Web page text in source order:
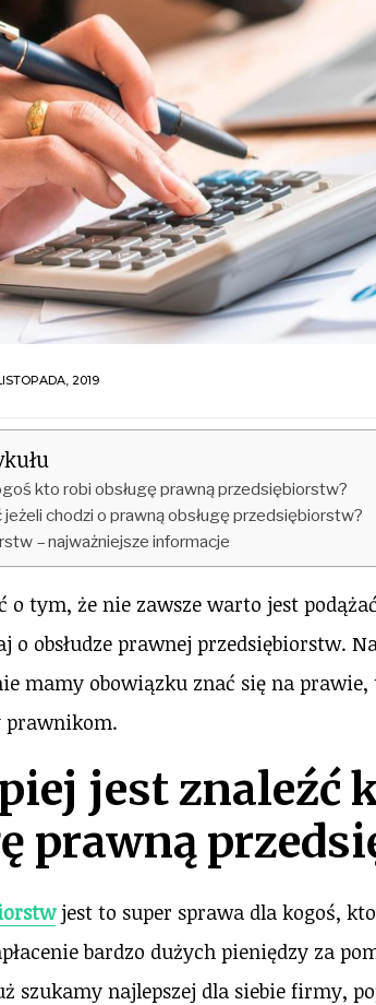
2019
kto robi obsługę prawną przedsiębiorstw?
chodzi o prawną obsługę przedsiębiorstw?
– najważniejsze informacje
o tym, że nie zawsze warto jest
obsłudze prawnej przedsiębiorstw.
mamy obowiązku znać się na
prawnikom.
jest znaleźć
prawną
jest to super sprawa dla kogoś,
bardzo dużych pieniędzy za
szukamy najlepszej dla siebie firmy,